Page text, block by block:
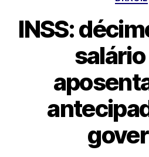
INSS: